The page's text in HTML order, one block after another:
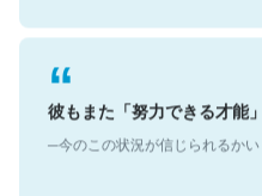
彼もまた「努力できる才能
─今のこの状況が信じられるか